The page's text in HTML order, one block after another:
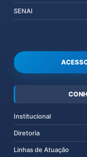
SENAI
Institucional
Diretoria
Linhas de Atuação